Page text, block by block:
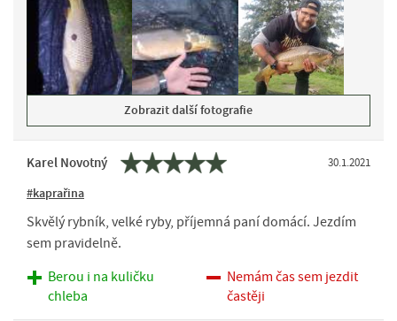
Zobrazit další fotografie
Karel Novotný 30.1.2021
#kaprařina
Skvělý rybník, velké ryby, příjemná paní domácí. Jezdím
sem pravidelně.
Berou i na kuličku
chleba
Nemám čas sem jezdit
častěji